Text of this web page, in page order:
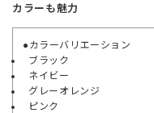
カラーも魅力
●カラーバリエーション
ブラック
ネイビー
グレーオレンジ
ピンク